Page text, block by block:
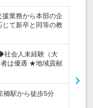
援業務から本部の企
て新卒と同等の教
社会人未経験（大
は優遇 ★地域貢献
橋駅から徒歩5分